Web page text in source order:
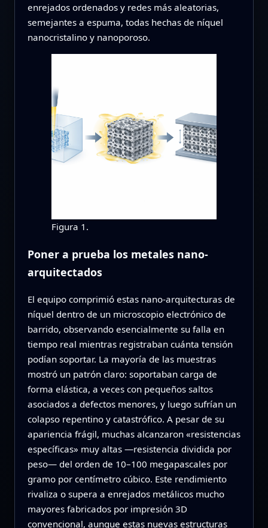
enrejados ordenados y redes más aleatorias,
semejantes a espuma, todas hechas de níquel
nanocristalino y nanoporoso.
Figura 1.
Poner a prueba los metales nano-
arquitectados
El equipo comprimió estas nano-arquitecturas de
níquel dentro de un microscopio electrónico de
barrido, observando esencialmente su falla en
tiempo real mientras registraban cuánta tensión
podían soportar. La mayoría de las muestras
mostró un patrón claro: soportaban carga de
forma elástica, a veces con pequeños saltos
asociados a defectos menores, y luego sufrían un
colapso repentino y catastrófico. A pesar de su
apariencia frágil, muchas alcanzaron «resistencias
específicas» muy altas —resistencia dividida por
peso— del orden de 10–100 megapascales por
gramo por centímetro cúbico. Este rendimiento
rivaliza o supera a enrejados metálicos mucho
mayores fabricados por impresión 3D
convencional, aunque estas nuevas estructuras